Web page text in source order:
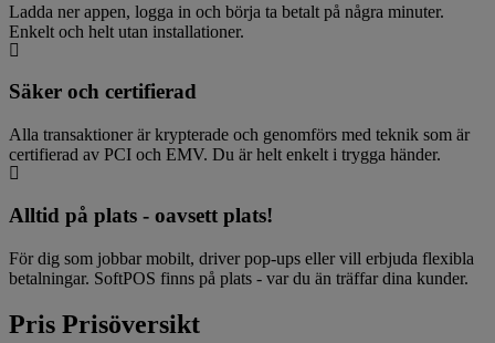
Ladda ner appen, logga in och börja ta betalt på några minuter.
Enkelt och helt utan installationer.
Säker och certifierad
Alla transaktioner är krypterade och genomförs med teknik som är
certifierad av PCI och EMV. Du är helt enkelt i trygga händer.
Alltid på plats - oavsett plats!
För dig som jobbar mobilt, driver pop-ups eller vill erbjuda flexibla
betalningar. SoftPOS finns på plats - var du än träffar dina kunder.
Pris Prisöversikt